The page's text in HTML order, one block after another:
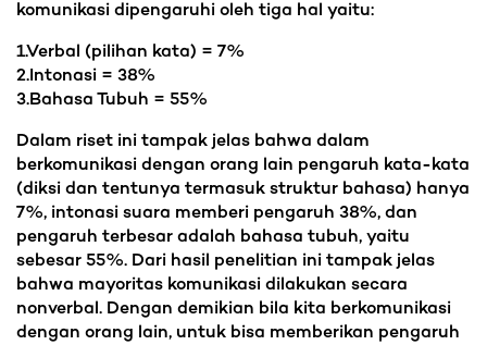
komunikasi dipengaruhi oleh tiga hal yaitu:
1.Verbal (pilihan kata) = 7%
2.Intonasi = 38%
3.Bahasa Tubuh = 55%
Dalam riset ini tampak jelas bahwa dalam
berkomunikasi dengan orang lain pengaruh kata-kata
(diksi dan tentunya termasuk struktur bahasa) hanya
7%, intonasi suara memberi pengaruh 38%, dan
pengaruh terbesar adalah bahasa tubuh, yaitu
sebesar 55%. Dari hasil penelitian ini tampak jelas
bahwa mayoritas komunikasi dilakukan secara
nonverbal. Dengan demikian bila kita berkomunikasi
dengan orang lain, untuk bisa memberikan pengaruh